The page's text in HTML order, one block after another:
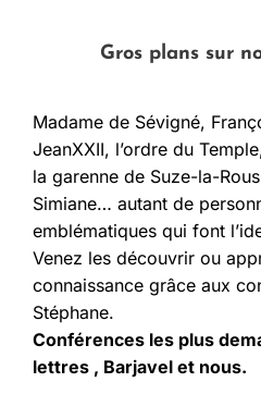
Gros plans sur
Madame de Sévigné,
JeanXXII, l’ordre du
la garenne de Suze-la-
Simiane… autant de
emblématiques qui font
Venez les découvrir ou
connaissance grâce aux
Stéphane.
Conférences les plus
lettres , Barjavel et nous.